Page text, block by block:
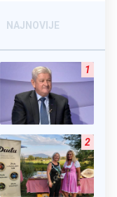
NAJNOVIJE
1
2